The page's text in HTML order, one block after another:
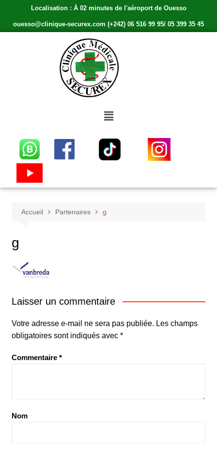
Localisation : À 02 minutes de l'aéroport de Ouesso
ouesso@clinique-securex.com (+242) 06 516 99 95/ 05 399 35 45
Accueil Partenaires g
g
Laisser un commentaire
Votre adresse e-mail ne sera pas publiée. Les champs
obligatoires sont indiqués avec *
Commentaire *
Nom